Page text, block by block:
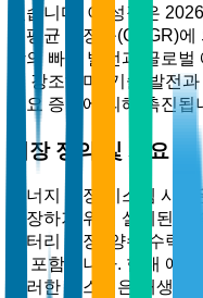
있습니다. 이 성장은
연평균 성장률(CAGR)
장의 빠른 발전과 글로
을 강조하며, 기술 발전
수요 증가에 의해 촉진됩
시장 정의 및 개요
에너지 저장 시스템 시
저장하기 위해 설계된
배터리 저장, 양수 수력
이 포함됩니다. 현대 에
이러한 시스템은 재생